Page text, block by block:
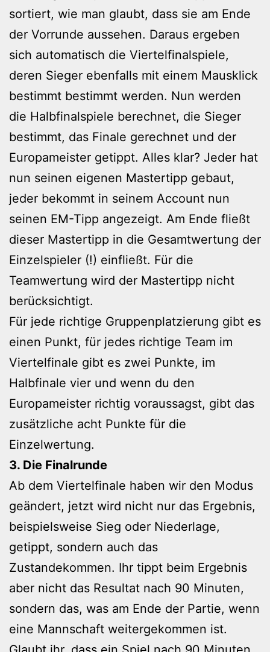
sortiert, wie man glaubt, dass sie am Ende
der Vorrunde aussehen. Daraus ergeben
sich automatisch die Viertelfinalspiele,
deren Sieger ebenfalls mit einem Mausklick
bestimmt bestimmt werden. Nun werden
die Halbfinalspiele berechnet, die Sieger
bestimmt, das Finale gerechnet und der
Europameister getippt. Alles klar? Jeder hat
nun seinen eigenen Mastertipp gebaut,
jeder bekommt in seinem Account nun
seinen EM-Tipp angezeigt. Am Ende fließt
dieser Mastertipp in die Gesamtwertung der
Einzelspieler (!) einfließt. Für die
Teamwertung wird der Mastertipp nicht
berücksichtigt.
Für jede richtige Gruppenplatzierung gibt es
einen Punkt, für jedes richtige Team im
Viertelfinale gibt es zwei Punkte, im
Halbfinale vier und wenn du den
Europameister richtig voraussagst, gibt das
zusätzliche acht Punkte für die
Einzelwertung.
3. Die Finalrunde
Ab dem Viertelfinale haben wir den Modus
geändert, jetzt wird nicht nur das Ergebnis,
beispielsweise Sieg oder Niederlage,
getippt, sondern auch das
Zustandekommen. Ihr tippt beim Ergebnis
aber nicht das Resultat nach 90 Minuten,
sondern das, was am Ende der Partie, wenn
eine Mannschaft weitergekommen ist.